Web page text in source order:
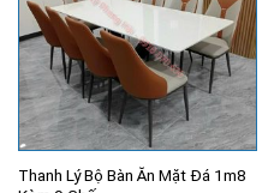
Thanh Lý Bộ Bàn Ăn Mặt Đá 1m8